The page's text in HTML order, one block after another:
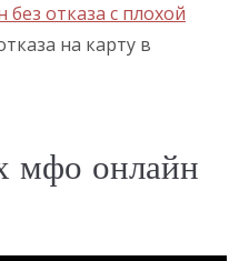
без отказа с плохой
на карту в
мфо онлайн